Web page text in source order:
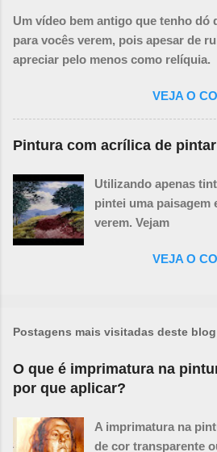
Um vídeo bem antigo que tenho dó
para vocês verem, pois apesar de
apreciar pelo menos como relíquia.
VEJA O
Pintura com acrílica de
Utilizando apenas
pintei uma paisagem
verem. Vejam
VEJA O
Postagens mais visitadas deste blog
O que é imprimatura na
por que aplicar?
A imprimatura na
de cor transparente